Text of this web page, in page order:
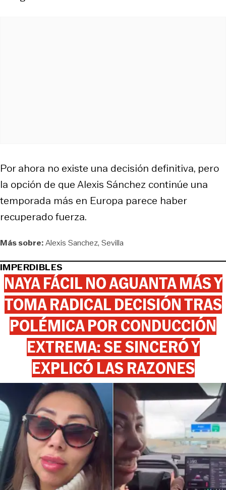
Por ahora no existe una decisión definitiva, pero
la opción de que Alexis Sánchez continúe una
temporada más en Europa parece haber
recuperado fuerza.
Más sobre:Alexis Sanchez Sevilla
IMPERDIBLES
NAYA FÁCIL NO AGUANTA MÁS Y
TOMA RADICAL DECISIÓN TRAS
POLÉMICA POR CONDUCCIÓN
EXTREMA: SE SINCERÓ Y
EXPLICÓ LAS RAZONES